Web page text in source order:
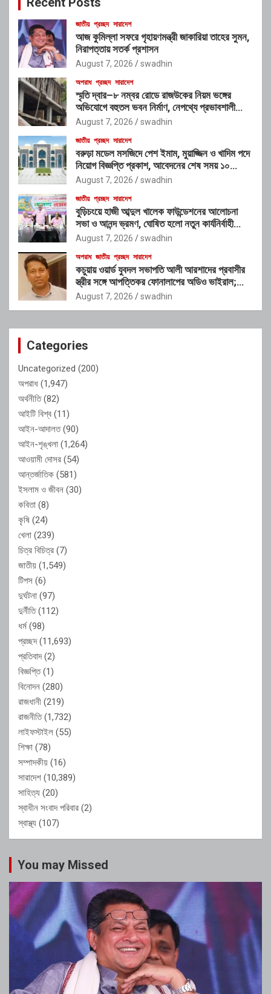
জাতীয় প্রচ্ছদ সারাদেশ
আজ কুমিল্লা সফরে গৃহায়ণমন্ত্রী জাকারিয়া তাহের সুমন,
নিরাপত্তায় সতর্ক প্রশাসন
August 7, 2026 swadhin
অপরাধ প্রচ্ছদ সারাদেশ
স্মৃতি দ্বার–৮ নম্বর রোডে রাজউকের নিয়ম ভঙ্গের
অভিযোগে বহুতল ভবন নির্মাণ, নেপথ্যে প্রভাবশালী
চক্রের যোগসাজশের প্রশ্ন
August 7, 2026 swadhin
জাতীয় প্রচ্ছদ সারাদেশ
বরুড়া মডেল মসজিদে পেশ ইমাম, মুয়াজ্জিন ও খাদিম পদে
নিয়োগ বিজ্ঞপ্তি প্রকাশ, আবেদনের শেষ সময় ১০
আগস্ট
August 7, 2026 swadhin
জাতীয় প্রচ্ছদ সারাদেশ
বুড়িচংয়ে হাজী আব্দুল খালেক ফাউন্ডেশনের আলোচনা
সভা ও আনন্দ ভ্রমণ, ঘোষিত হলো নতুন কার্যনির্বাহী
কমিটি
August 7, 2026 swadhin
অপরাধ জাতীয় প্রচ্ছদ সারাদেশ
কচুয়ায় ওয়ার্ড যুবদল সভাপতি আলী আরশাদের প্রবাসীর
স্ত্রীর সঙ্গে আপত্তিকর ফোনালাপের অডিও ভাইরাল;
শাস্তির দাবি এলাকাবাসীর
August 7, 2026 swadhin
Categories
Uncategorized (200)
অপরাধ (1,947)
অর্থনীতি(82)
আইটি বিশ্ব (11)
আইন-আদালত(90)
আইন-শৃঙ্খলা (1,264)
আওয়ামী দোসর (54)
আন্তর্জাতিক (581)
ইসলাম ও জীবন (30)
কবিতা (8)
কৃষি (24)
খেলা (239)
চিত্র বিচিত্র (7)
জাতীয় (1,549)
টিপস (6)
দুর্ঘটনা (97)
দুর্নীতি(112)
ধর্ম(98)
প্রচ্ছদ(11,693)
প্রতিবাদ(2)
বিজ্ঞপ্তি(1)
বিনোদন (280)
রাজধানী (219)
রাজনীতি(1,732)
লাইফস্টাইল (55)
শিক্ষা (78)
সম্পাদকীয় (16)
সারাদেশ (10,389)
সাহিত্য (20)
স্বাধীন সংবাদ পরিবার (2)
স্বাস্থ্য (107)
You may Missed